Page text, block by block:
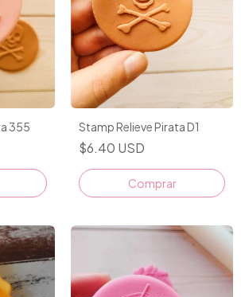
355 Stamp Relieve Pirata D1
$6.40 USD